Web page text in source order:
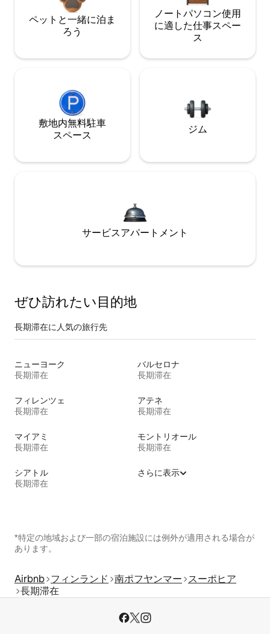
ペットと一緒に泊ま
ろう
ノートパソコン使用
に適した仕事スペー
ス
敷地内無料駐⁠車
ス⁠ペ⁠ー⁠ス
ジム
サービスアパートメント
ぜひ訪⁠れ⁠た⁠い目⁠的⁠地
長期滞在に人気の旅行先
ニューヨーク
長期滞在
バルセロナ
長期滞在
フィレンツェ
長期滞在
アテネ
長期滞在
マイアミ
長期滞在
モントリオール
長期滞在
シアトル
長期滞在
さらに表示
*特定の地域および一部の宿泊施設には例外が適用される場合が
あります。
Airbnb フィンランド 南ポフヤンマー スーポヒア
長期滞在